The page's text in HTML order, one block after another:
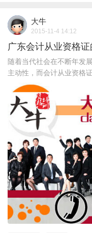
大牛
2015-11-4 14:12
广东会计从业资格
随着当代社会在不断年发
主动性，而会计从业资格证